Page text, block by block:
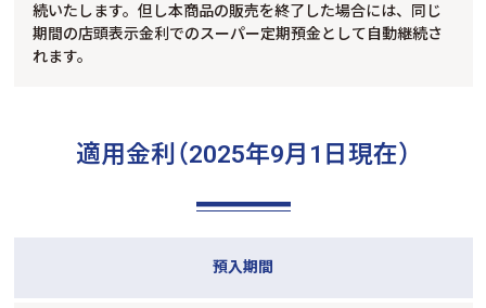
続いたします。但し本商品の販売を終了した場合には、同じ
期間の店頭表示金利でのスーパー定期預金として自動継続さ
れます。
適用金利（2025年9月1日現在）
預入期間